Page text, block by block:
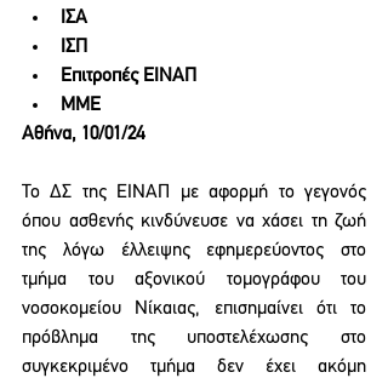
ΙΣΑ
ΙΣΠ
Επιτροπές ΕΙΝΑΠ
ΜΜΕ
Αθήνα, 10/01/24
Το ΔΣ της ΕΙΝΑΠ με αφορμή το γεγονός
όπου ασθενής κινδύνευσε να χάσει τη ζωή
της λόγω έλλειψης εφημερεύοντος στο
τμήμα του αξονικού τομογράφου του
νοσοκομείου Νίκαιας, επισημαίνει ότι το
πρόβλημα της υποστελέχωσης στο
συγκεκριμένο τμήμα δεν έχει ακόμη